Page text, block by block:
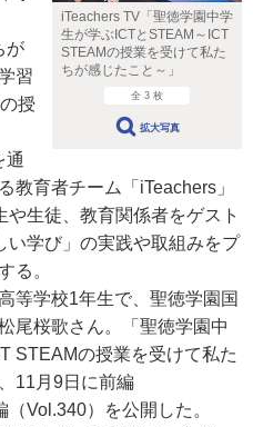
iTeachers TV「聖徳学園中学
生が学ぶICTとSTEAM～ICT
STEAMの授業を受けて私た
ちが感じたこと～」
全 3 枚
拡大写真
が
習
授
通
教育者チーム「iTeachers」
生徒、教育関係者をゲスト
い学び」の実践や取組みをプ
る。
等学校1年生で、聖徳学園国
尾桜歌さん。「聖徳学園中
STEAMの授業を受けて私た
11月9日に前編
（Vol.340）を公開した。